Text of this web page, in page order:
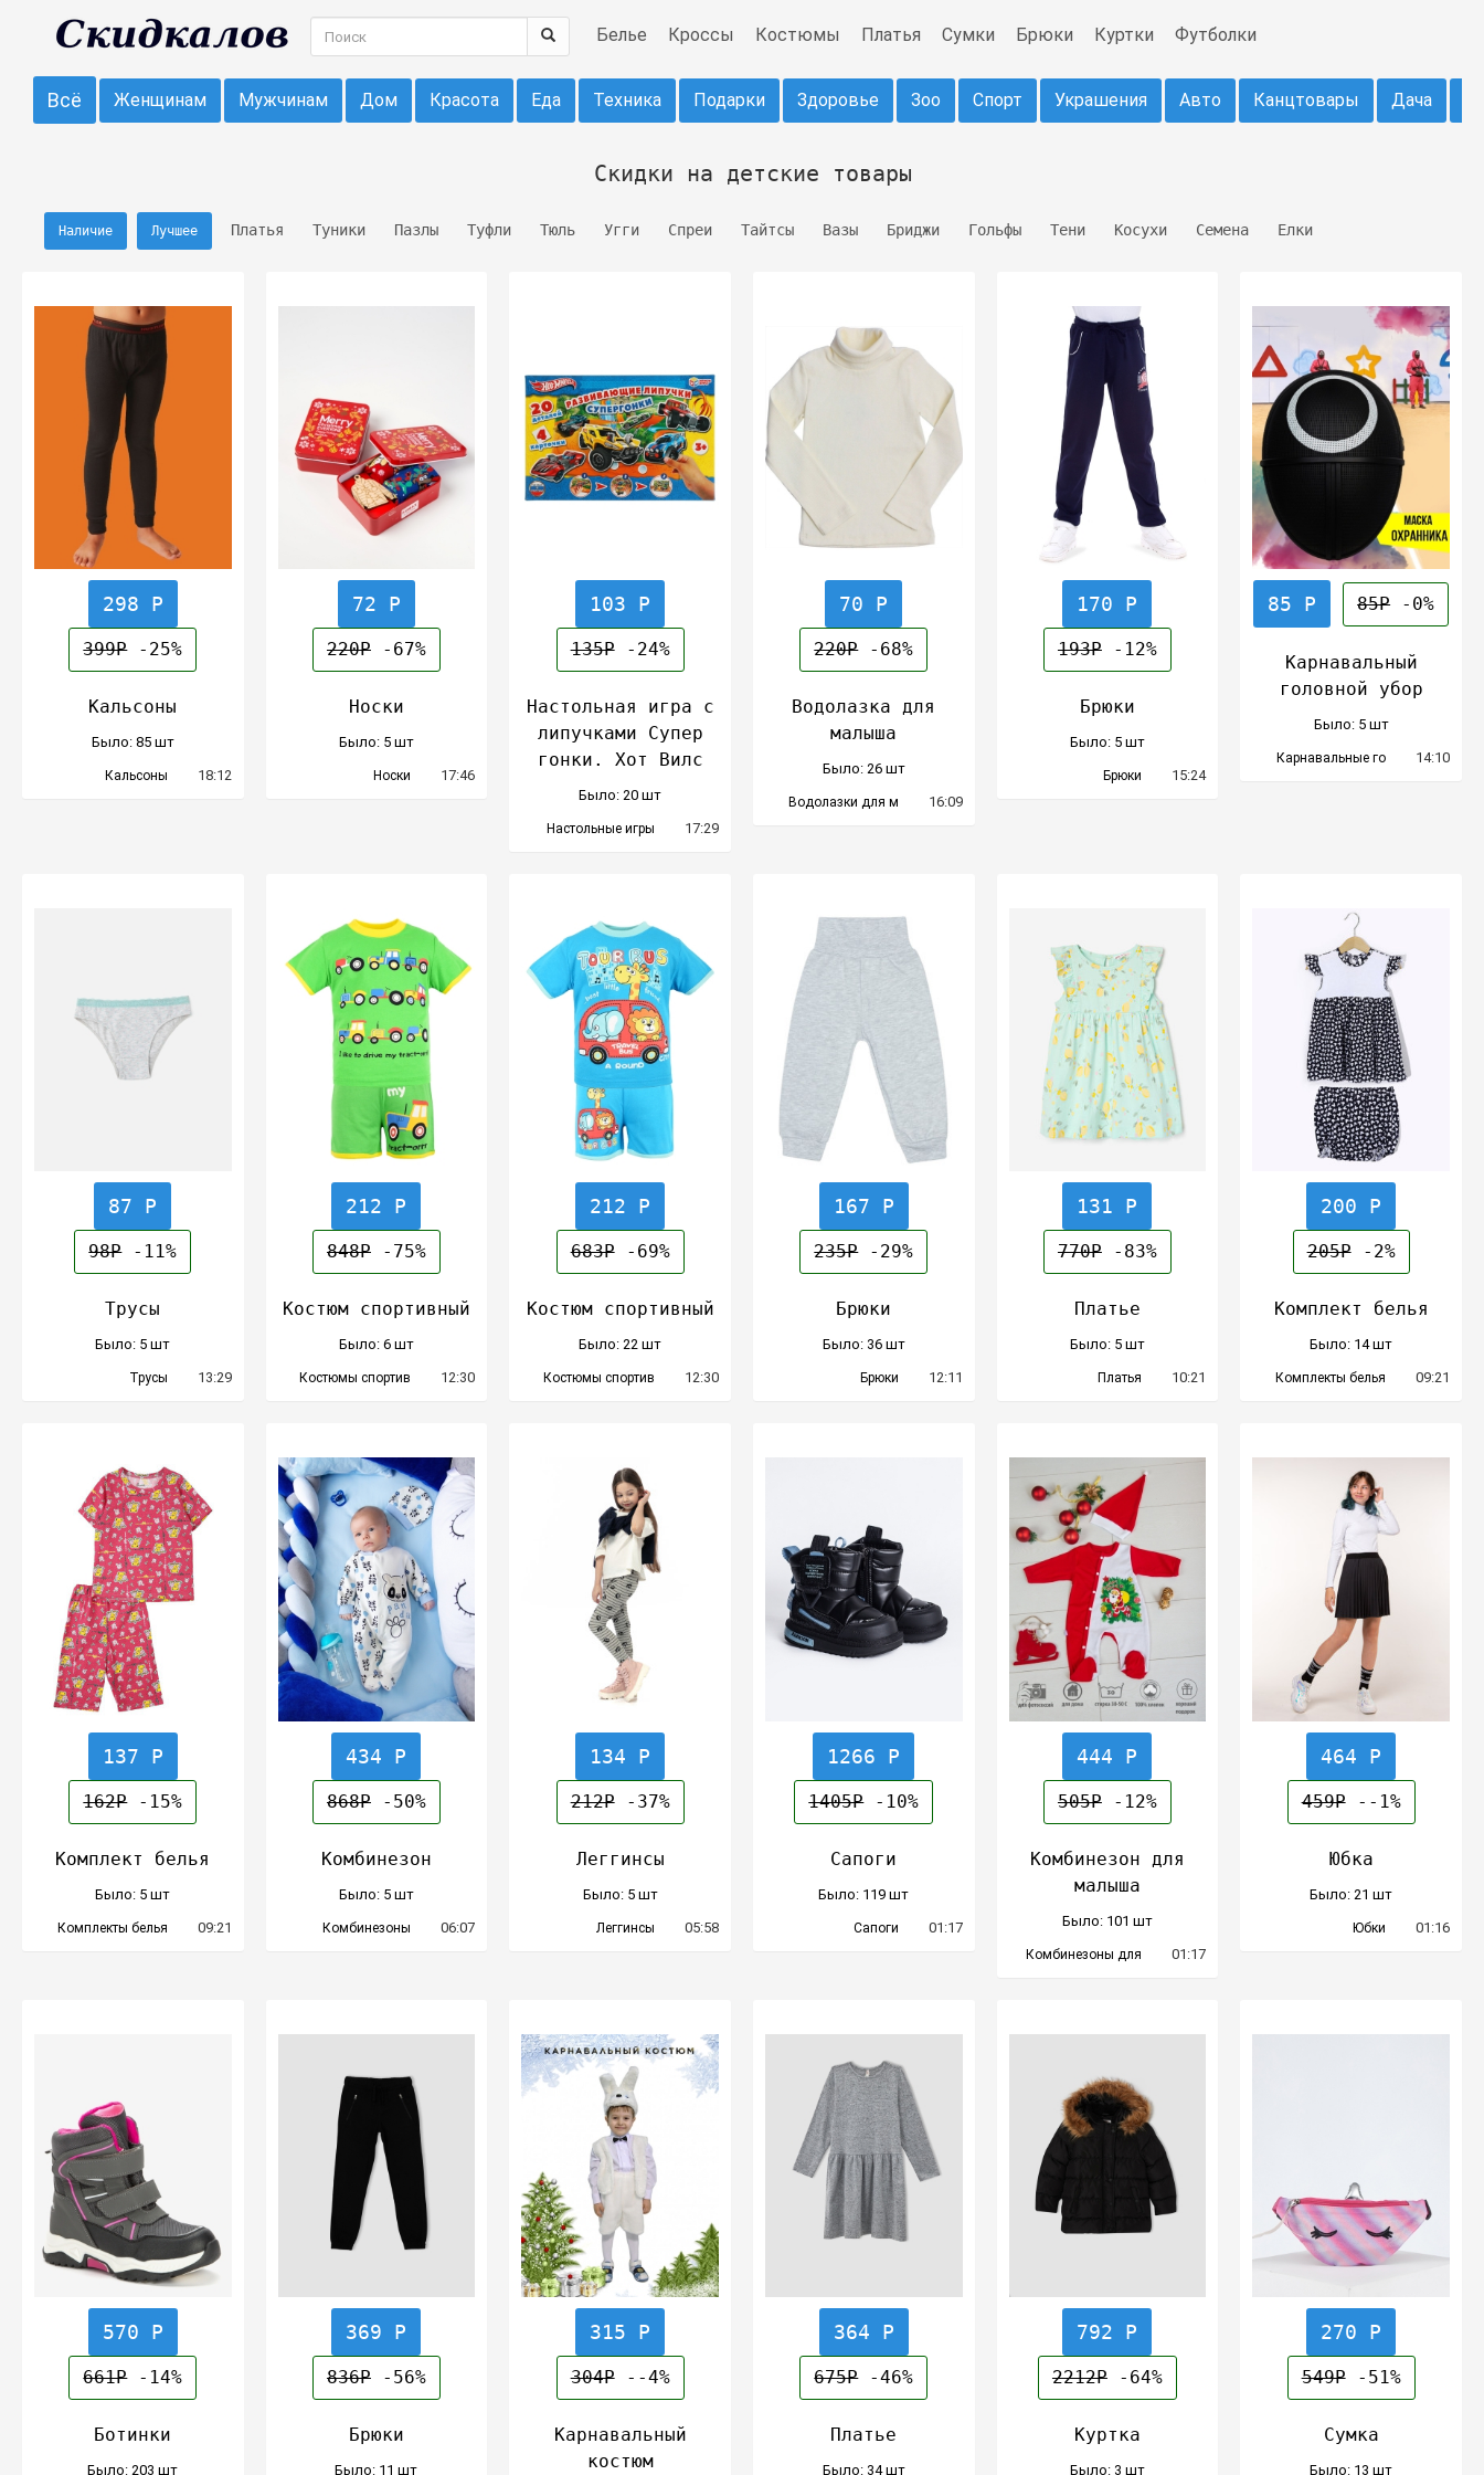
Белье Кроссы Костюмы Платья Сумки Брюки Куртки Футболки
Всё Женщинам Мужчинам Дом Красота Еда Техника Подарки Здоровье Зоо Спорт Украшения Авто Канцтовары Дача
Скидки на детские товары
Наличие Лучшее Платья Туники Пазлы Туфли Тюль Угги Спреи Тайтсы Вазы Бриджи Гольфы Тени Косухи Семена Елки
298 Р
399Р-25%
Кальсоны
Было: 85 шт
Кальсоны 18:12
72 Р
220Р-67%
Носки
Было: 5 шт
Носки 17:46
103 Р
135Р-24%
Настольная игра с
липучками Супер
гонки. Хот Вилс
Было: 20 шт
Настольные игры 17:29
70 Р
220Р-68%
Водолазка для
малыша
Было: 26 шт
Водолазки для м 16:09
170 Р
193Р-12%
Брюки
Было: 5 шт
Брюки 15:24
85 Р 85Р-0%
Карнавальный
головной убор
Было: 5 шт
Карнавальные го 14:10
87 Р
98Р-11%
Трусы
Было: 5 шт
Трусы 13:29
212 Р
848Р-75%
Костюм спортивный
Было: 6 шт
Костюмы спортив 12:30
212 Р
683Р-69%
Костюм спортивный
Было: 22 шт
Костюмы спортив 12:30
167 Р
235Р-29%
Брюки
Было: 36 шт
Брюки 12:11
131 Р
770Р-83%
Платье
Было: 5 шт
Платья 10:21
200 Р
205Р-2%
Комплект белья
Было: 14 шт
Комплекты белья 09:21
137 Р
162Р-15%
Комплект белья
Было: 5 шт
Комплекты белья 09:21
434 Р
868Р-50%
Комбинезон
Было: 5 шт
Комбинезоны 06:07
134 Р
212Р-37%
Леггинсы
Было: 5 шт
Леггинсы 05:58
1266 Р
1405Р-10%
Сапоги
Было: 119 шт
Сапоги 01:17
444 Р
505Р-12%
Комбинезон для
малыша
Было: 101 шт
Комбинезоны для 01:17
464 Р
459Р--1%
Юбка
Было: 21 шт
Юбки 01:16
570 Р
661Р-14%
Ботинки
Было: 203 шт
369 Р
836Р-56%
Брюки
Было: 11 шт
315 Р
304Р--4%
Карнавальный
костюм
364 Р
675Р-46%
Платье
Было: 34 шт
792 Р
2212Р-64%
Куртка
Было: 3 шт
270 Р
549Р-51%
Сумка
Было: 13 шт